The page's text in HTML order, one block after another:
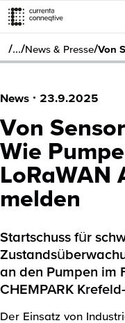
/…/News & Presse/Von
News · 23.9.2025
Von
Wie
LoRaWAN
melden
Startschuss für
an den Pumpen im
CHEMPARK
Der Einsatz von